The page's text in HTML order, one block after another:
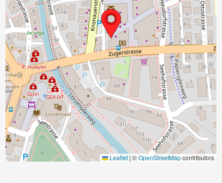
Leaflet | ©OpenStreetMapcontributors